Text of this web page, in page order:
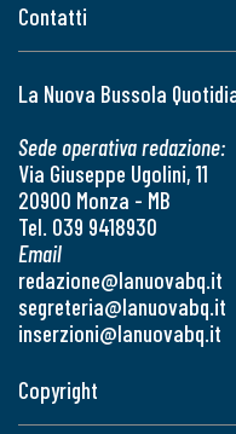
Contatti
La Nuova Bussola
Sede operativa redazione:
Via Giuseppe Ugolini, 11
20900 Monza - MB
Tel. 039 9418930
Email
redazione@lanuovabq.it
segreteria@lanuovabq.it
inserzioni@lanuovabq.it
Copyright